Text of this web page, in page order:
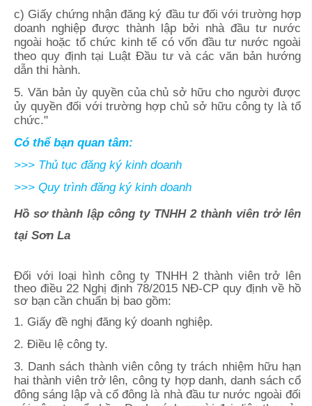
c) Giấy chứng nhận đăng ký đầu tư đối với trường hợp
doanh nghiệp được thành lập bởi nhà đầu tư nước
ngoài hoặc tổ chức kinh tế có vốn đầu tư nước ngoài
theo quy định tại Luật Đầu tư và các văn bản hướng
dẫn thi hành.
5. Văn bản ủy quyền của chủ sở hữu cho người được
ủy quyền đối với trường hợp chủ sở hữu công ty là tổ
chức."
Có thể bạn quan tâm:
>>> Thủ tục đăng ký kinh doanh
>>> Quy trình đăng ký kinh doanh
Hồ sơ thành lập công ty TNHH 2 thành viên trở lên
tại Sơn La
Đối với loại hình công ty TNHH 2 thành viên trở lên
theo điều 22 Nghị định 78/2015 NĐ-CP quy định về hồ
sơ bạn cần chuẩn bị bao gồm:
1. Giấy đề nghị đăng ký doanh nghiệp.
2. Điều lệ công ty.
3. Danh sách thành viên công ty trách nhiệm hữu hạn
hai thành viên trở lên, công ty hợp danh, danh sách cổ
đông sáng lập và cổ đông là nhà đầu tư nước ngoài đối